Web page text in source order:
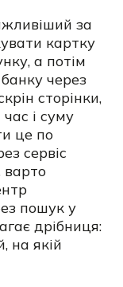
за
картку
а потім
через
сторінки,
і суму
це по
сервіс
варто
пошук у
дрібниця:
на якій